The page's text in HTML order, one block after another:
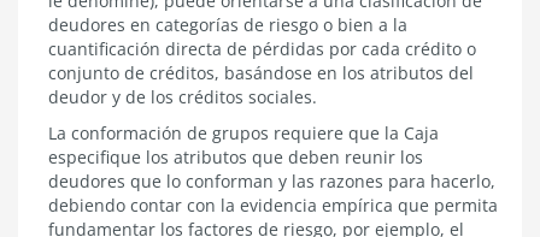
Basados
en
los
Atributos
de
Deudores
y
sus
Créditos.
deudores en categorías de riesgo o bien a la
cuantificación directa de pérdidas por cada crédito o
conjunto de créditos, basándose en los atributos del
deudor y de los créditos sociales.
La conformación de grupos requiere que la Caja
especifique los atributos que deben reunir los
deudores que lo conforman y las razones para hacerlo,
debiendo contar con la evidencia empírica que permita
fundamentar los factores de riesgo, por ejemplo, el